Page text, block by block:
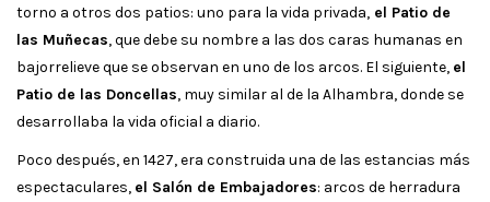
torno a otros dos patios: uno para la vida privada, el Patio de
las Muñecas, que debe su nombre a las dos caras humanas en
bajorrelieve que se observan en uno de los arcos. El siguiente, el
Patio de las Doncellas, muy similar al de la Alhambra, donde se
desarrollaba la vida oficial a diario.
Poco después, en 1427, era construida una de las estancias más
espectaculares, el Salón de Embajadores: arcos de herradura